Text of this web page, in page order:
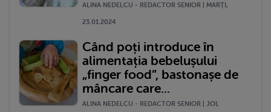
ALINA NEDELCU - REDACTOR SENIOR | MARŢI,
23.01.2024
Când poți introduce în
alimentația bebelușului
„finger food”, bastonașe de
mâncare care...
ALINA NEDELCU - REDACTOR SENIOR | JOI,